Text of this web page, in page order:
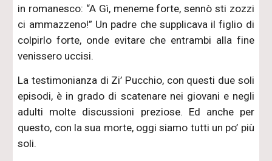
in romanesco: “A Gì, meneme forte, sennò sti zozzi
ci ammazzeno!” Un padre che supplicava il figlio di
colpirlo forte, onde evitare che entrambi alla fine
venissero uccisi.
La testimonianza di Zi’ Pucchio, con questi due soli
episodi, è in grado di scatenare nei giovani e negli
adulti molte discussioni preziose. Ed anche per
questo, con la sua morte, oggi siamo tutti un po’ più
soli.